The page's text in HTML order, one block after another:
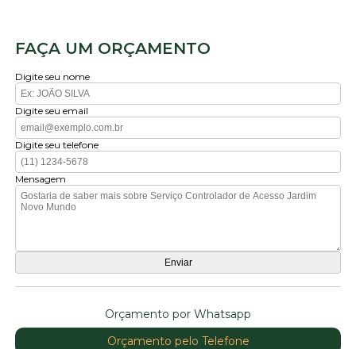
FAÇA UM ORÇAMENTO
Digite seu nome
Digite seu email
Digite seu telefone
Mensagem
Orçamento por Whatsapp
Orçamento pelo Telefone